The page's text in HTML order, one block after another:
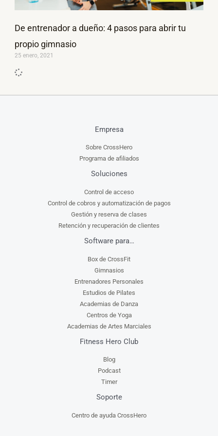
De entrenador a dueño: 4 pasos para abrir tu
propio gimnasio
25 enero, 2021
Empresa
Sobre CrossHero
Programa de afiliados
Soluciones
Control de acceso
Control de cobros y automatización de pagos
Gestión y reserva de clases
Retención y recuperación de clientes
Software para…
Box de CrossFit
Gimnasios
Entrenadores Personales
Estudios de Pilates
Academias de Danza
Centros de Yoga
Academias de Artes Marciales
Fitness Hero Club
Blog
Podcast
Timer
Soporte
Centro de ayuda CrossHero